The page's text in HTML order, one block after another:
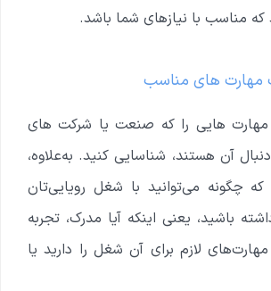
که مناسب با نیازهای شما باشد.
مهارت هایی را که صنعت یا شرکت های
آن هستند، شناسایی کنید. به‌علاوه،
چگونه می‌توانید با شغل رویایی‌تان
باشید، یعنی اینکه آیا مدرک، تجربه
لازم برای آن شغل را دارید یا